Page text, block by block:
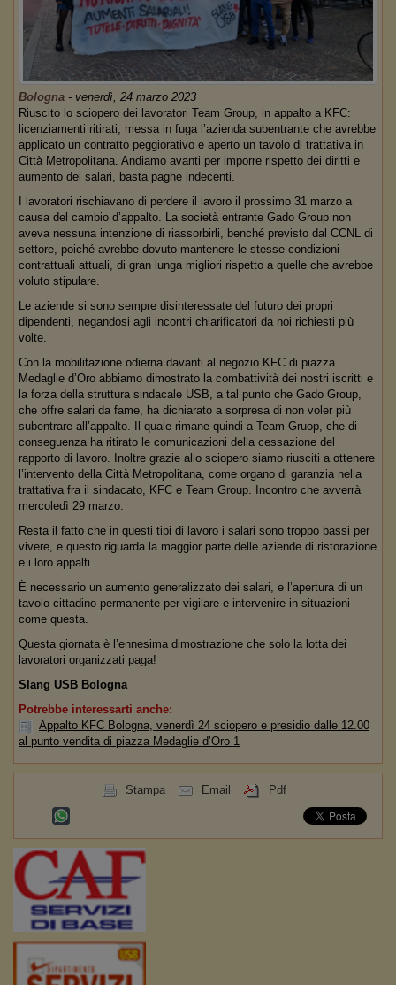
Bologna - venerdì, 24 marzo 2023
Riuscito lo sciopero dei lavoratori Team Group, in appalto a KFC:
licenziamenti ritirati, messa in fuga l’azienda subentrante che avrebbe
applicato un contratto peggiorativo e aperto un tavolo di trattativa in
Città Metropolitana. Andiamo avanti per imporre rispetto dei diritti e
aumento dei salari, basta paghe indecenti.
I lavoratori rischiavano di perdere il lavoro il prossimo 31 marzo a
causa del cambio d’appalto. La società entrante Gado Group non
aveva nessuna intenzione di riassorbirli, benché previsto dal CCNL di
settore, poiché avrebbe dovuto mantenere le stesse condizioni
contrattuali attuali, di gran lunga migliori rispetto a quelle che avrebbe
voluto stipulare.
Le aziende si sono sempre disinteressate del futuro dei propri
dipendenti, negandosi agli incontri chiarificatori da noi richiesti più
volte.
Con la mobilitazione odierna davanti al negozio KFC di piazza
Medaglie d’Oro abbiamo dimostrato la combattività dei nostri iscritti e
la forza della struttura sindacale USB, a tal punto che Gado Group,
che offre salari da fame, ha dichiarato a sorpresa di non voler più
subentrare all’appalto. Il quale rimane quindi a Team Gruop, che di
conseguenza ha ritirato le comunicazioni della cessazione del
rapporto di lavoro. Inoltre grazie allo sciopero siamo riusciti a ottenere
l’intervento della Città Metropolitana, come organo di garanzia nella
trattativa fra il sindacato, KFC e Team Group. Incontro che avverrà
mercoledì 29 marzo.
Resta il fatto che in questi tipi di lavoro i salari sono troppo bassi per
vivere, e questo riguarda la maggior parte delle aziende di ristorazione
e i loro appalti.
È necessario un aumento generalizzato dei salari, e l’apertura di un
tavolo cittadino permanente per vigilare e intervenire in situazioni
come questa.
Questa giornata è l’ennesima dimostrazione che solo la lotta dei
lavoratori organizzati paga!
Slang USB Bologna
Potrebbe interessarti anche:
Appalto KFC Bologna, venerdì 24 sciopero e presidio dalle 12.00
al punto vendita di piazza Medaglie d’Oro 1
Stampa Email Pdf